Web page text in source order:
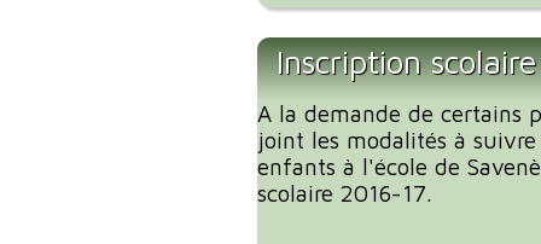
Inscription
A la demande de certains
joint les modalités à
enfants à l'école de
scolaire 2016-17.